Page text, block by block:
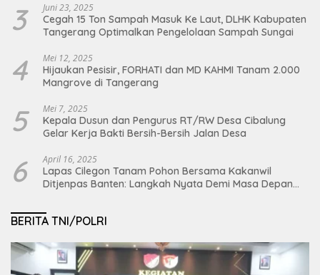
3 Juni 23, 2025
Cegah 15 Ton Sampah Masuk Ke Laut, DLHK Kabupaten
Tangerang Optimalkan Pengelolaan Sampah Sungai
4 Mei 12, 2025
Hijaukan Pesisir, FORHATI dan MD KAHMI Tanam 2.000
Mangrove di Tangerang
5 Mei 7, 2025
Kepala Dusun dan Pengurus RT/RW Desa Cibalung
Gelar Kerja Bakti Bersih-Bersih Jalan Desa
6 April 16, 2025
Lapas Cilegon Tanam Pohon Bersama Kakanwil
Ditjenpas Banten: Langkah Nyata Demi Masa Depan
BERITA TNI/POLRI